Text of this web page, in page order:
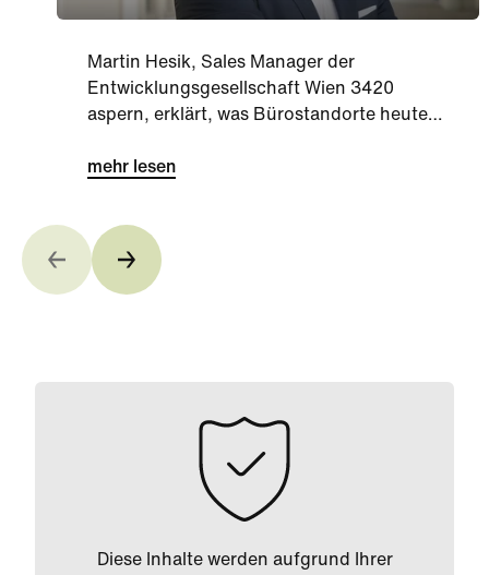
Martin Hesik, Sales Manager der
Entwicklungsgesellschaft Wien 3420
aspern, erklärt, was Bürostandorte heute
Office-Standort Seestadt hat.
mehr lesen
Diese Inhalte werden aufgrund Ihrer